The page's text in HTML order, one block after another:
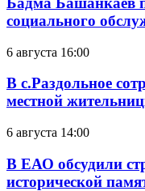
социального
6 августа 16:00
В с.Раздольное
местной
6 августа 14:00
В ЕАО обсудили
исторической